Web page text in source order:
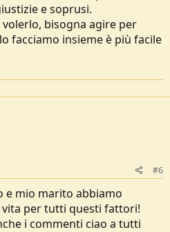
e soprusi.
bisogna agire per
facciamo insieme è più facile
#6
e mio marito abbiamo
per tutti questi fattori!
i commenti ciao a tutti